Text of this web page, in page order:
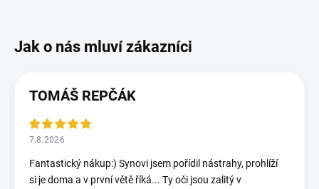
TOMÁŠ REPČÁK
7.8.2026
Fantastický nákup:) Synovi jsem pořídil nástrahy, prohlíží
si je doma a v první větě říká... Ty oči jsou zalitý v